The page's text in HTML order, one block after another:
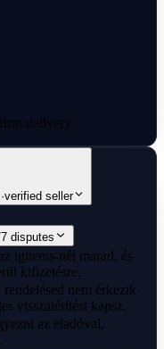
delivery
·verified seller
disputes
igitems-nél marad, és
kifizetésre.
rendelésed nem érkezik
visszatérítést kapsz.
az eladóval,